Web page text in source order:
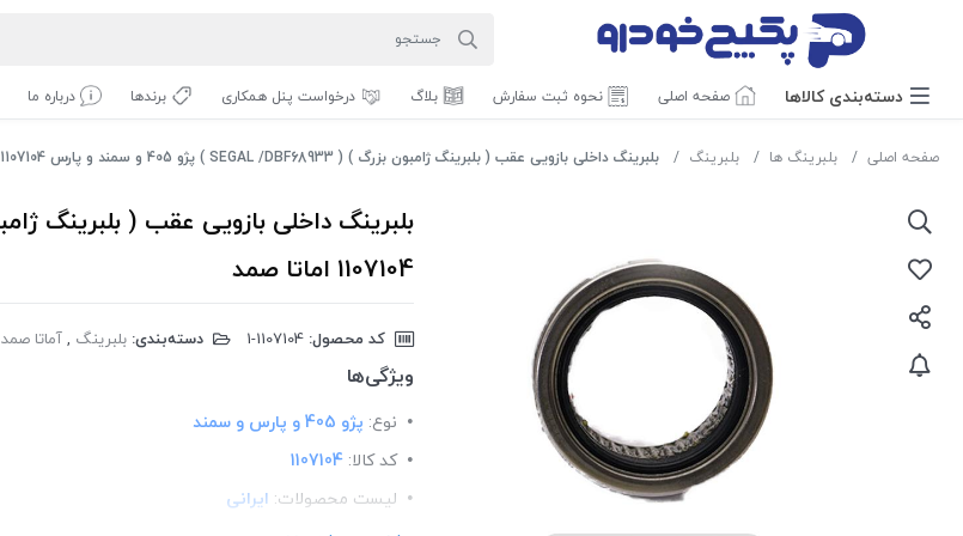
دسته‌بندی‌ کالاها صفحه اصلی نحوه ثبت سفارش بلاگ درخواست پنل همکاری برندها درباره ما
صفحه اصلی بلبرینگ ها بلبرینگ بلبرینگ داخلی بازویی عقب ( بلبرینگ ژامبون بزرگ ) ( SEGAL /DBF68933 ) پژو 405 و سمند و پارس 1107104 اماتا صمد
1107104 اماتا صمد
کد محصول: دسته‌بندی: بلبرینگ ,آماتا صمد
ویژگی‌ها
نوع: پژو 405 و پارس و سمند
کد کالا: 1107104
لیست محصولات: ایرانی